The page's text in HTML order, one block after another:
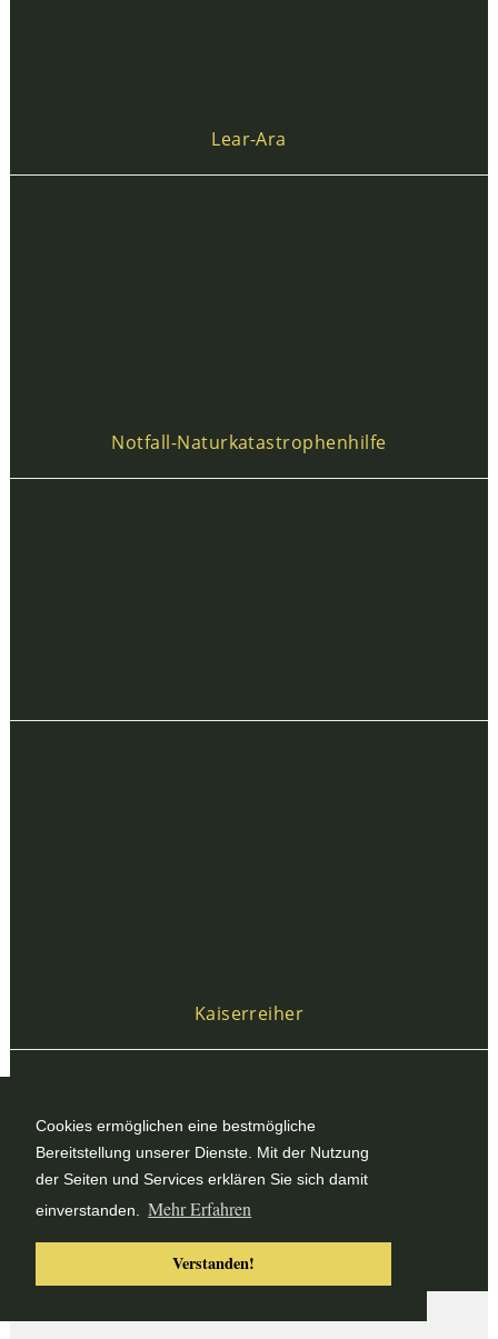
Cookies ermöglichen eine bestmögliche
Bereitstellung unserer Dienste. Mit der Nutzung
der Seiten und Services erklären Sie sich damit
einverstanden. Mehr Erfahren
Verstanden!
Lear-Ara
Notfall-Naturkatastrophenhilfe
Kaiserreiher